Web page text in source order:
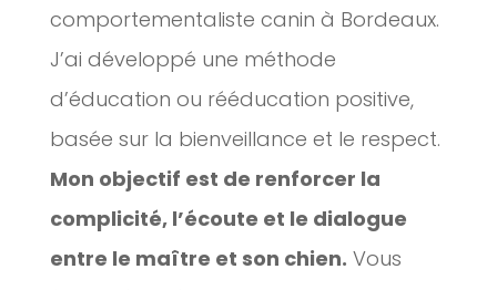
comportementaliste canin à Bordeaux.
J’ai développé une méthode
d’éducation ou rééducation positive,
basée sur la bienveillance et le respect.
Mon objectif est de renforcer la
complicité, l’écoute et le dialogue
entre le maître et son chien. Vous